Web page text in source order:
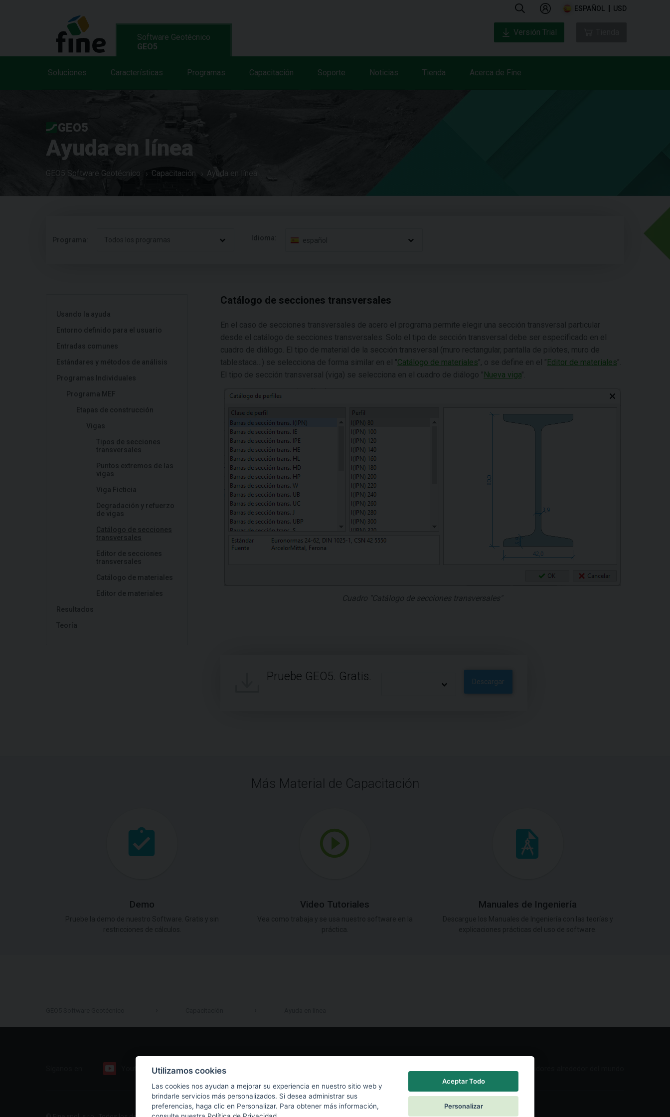
ESPAÑOL USD
Software Geotécnico
GEO5
Soluciones Características Programas Capacitación Soporte Noticias Tienda Acerca de Fine
Versión Trial
GEO5
Ayuda en línea
GEO5 Software Geotécnico Capacitación Ayuda en línea
Programa: Todos los programas Idioma: español
Usando la ayuda
Entorno definido para el usuario
Entradas comunes
Estándares y métodos de análisis
Programas Individuales
Programa MEF
Etapas de construcción
Vigas
Tipos de secciones
transversales
Puntos extremos de las
vigas
Viga Ficticia
Degradación y refuerzo
de vigas
Catálogo de secciones
transversales
Editor de secciones
transversales
Catálogo de materiales
Editor de materiales
Resultados
Teoría
Catálogo de secciones transversales
En el caso de secciones transversales de acero el programa permite elegir una sección transversal particular
desde el catálogo de secciones transversales. Solo el tipo de sección transversal debe ser especificado en el
cuadro de diálogo. El tipo de material de la sección transversal (muro rectangular, pantalla de pilotes, muro de
tablestaca…) se selecciona de forma similar en el "Catálogo de materiales", o se define en el "Editor de materiales".
El tipo de sección transversal (viga) se selecciona en el cuadro de diálogo "Nueva viga".
Cuadro "Catálogo de secciones transversales"
Pruebe GEO5. Gratis. Descargar
Más Material de Capacitación
Demo Video Tutoriales Manuales de Ingeniería
Facebook
Utilizamos cookies
Las cookies nos ayudan a mejorar su experiencia en nuestro sitio web y
brindarle servicios más personalizados. Si desea administrar sus
preferencias, haga clic en Personalizar. Para obtener más información,
Aceptar Todo
Personalizar